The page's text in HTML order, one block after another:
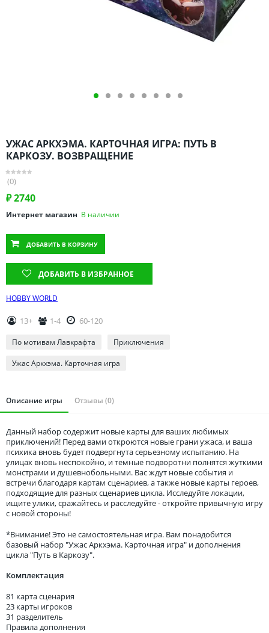
Рязанская область
Саратовская область
Свердловская область
Ставропольский край
Тамбовская область
Татарстан
Тверская область
Томская область
Ульяновская область
УЖАС АРКХЭМА. КАРТОЧНАЯ ИГРА: ПУТЬ В
КАРКОЗУ. ВОЗВРАЩЕНИЕ
(0)
₽2740
Интернет магазин В наличии
ДОБАВИТЬ В КОРЗИНУ
ДОБАВИТЬ В ИЗБРАННОЕ
HOBBY WORLD
13+ 1-4 60-120
По мотивам Лавкрафта Приключения
Ужас Аркхэма. Карточная игра
Описание игры Отзывы (0)
Данный набор содержит новые карты для ваших любимых
приключений! Перед вами откроются новые грани ужаса, и ваша
психика вновь будет подвергнута серьезному испытанию. На
улицах вновь неспокойно, и темные подворотни полнятся жуткими
монстрами и душевнобольными. Вас ждут новые события и
встречи благодаря картам сценариев, а также новые карты героев,
подходящие для разных сценариев цикла. Исследуйте локации,
ищите улики, сражайтесь и расследуйте - откройте привычную игру
с новой стороны!
*Внимание! Это не самостоятельная игра. Вам понадобится
базовый набор "Ужас Аркхэма. Карточная игра" и дополнения
цикла "Путь в Каркозу".
Комплектация
81 карта сценария
23 карты игроков
31 разделитель
Правила дополнения